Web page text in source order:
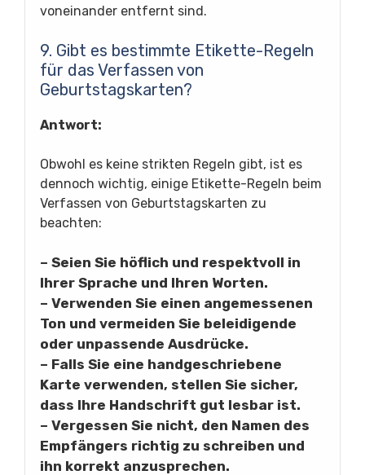
voneinander entfernt sind.
9. Gibt es bestimmte Etikette-Regeln
für das Verfassen von
Geburtstagskarten?
Antwort:
Obwohl es keine strikten Regeln gibt, ist es
dennoch wichtig, einige Etikette-Regeln beim
Verfassen von Geburtstagskarten zu
beachten:
– Seien Sie höflich und respektvoll in
Ihrer Sprache und Ihren Worten.
– Verwenden Sie einen angemessenen
Ton und vermeiden Sie beleidigende
oder unpassende Ausdrücke.
– Falls Sie eine handgeschriebene
Karte verwenden, stellen Sie sicher,
dass Ihre Handschrift gut lesbar ist.
– Vergessen Sie nicht, den Namen des
Empfängers richtig zu schreiben und
ihn korrekt anzusprechen.